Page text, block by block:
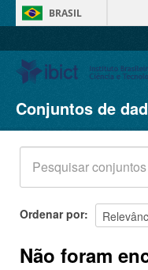
BRASIL
Conjuntos de dados
Organizações
Grupos
Sobre
Conjuntos de
Ordenar por
Não foram